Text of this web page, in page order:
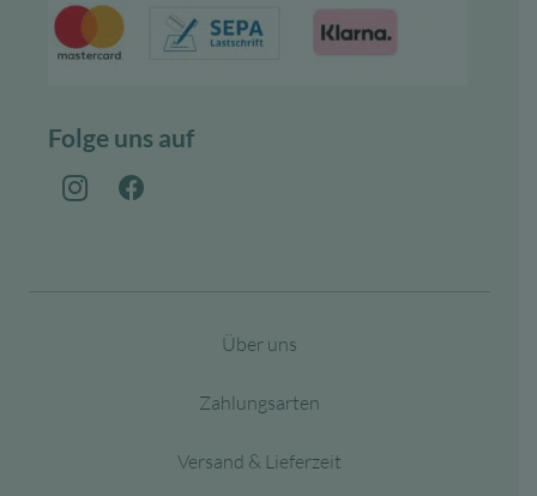
Folge uns auf
Über uns
Zahlungsarten
Versand & Lieferzeit